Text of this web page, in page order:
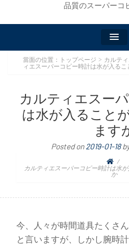
品質のスーパーコ
當面の位置： トップページ > カルテ
ィエスーパーコピー時計は水が入る
カルティエスー
は水が入ること
ます
Posted on2019-01-18
カルティエスーパーコピー時計は水
か
今、人々が時間道具たくさ
と言いますが、しかし腕時